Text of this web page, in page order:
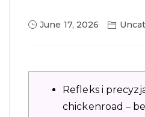
June 17, 2026
Refleks i
chickenroad –